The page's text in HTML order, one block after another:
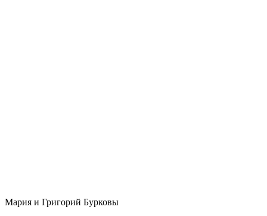
Мария и Григорий Бурковы